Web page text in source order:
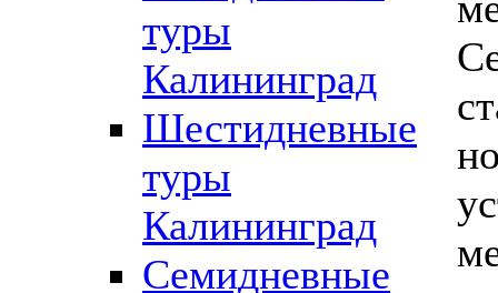
туры
Калининград
Шестидневные
туры
Калининград
Семидневные